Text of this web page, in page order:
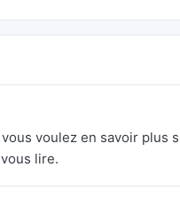
voulez en savoir plus
lire.